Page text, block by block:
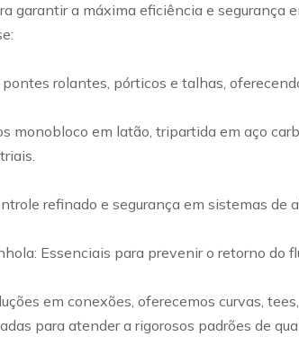
garantir a máxima eficiência e segurança
rolantes, pórticos e talhas,
monobloco em latão, tripartida em aço
refinado e segurança em sistemas de
Essenciais para prevenir o retorno do
em conexões, oferecemos curvas,
para atender a rigorosos padrões de